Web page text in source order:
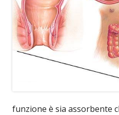
funzione è sia assorbente